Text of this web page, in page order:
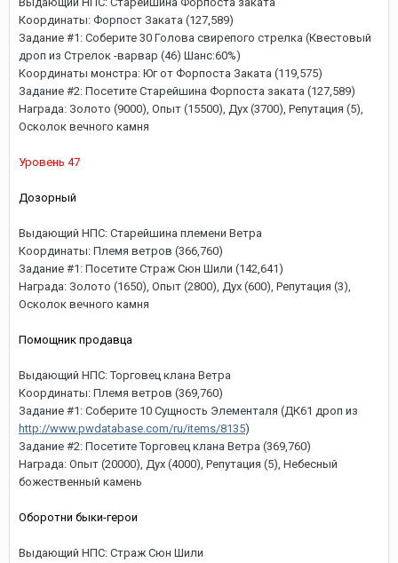
Координаты: Форпост Заката (127,589)
Задание #1: Соберите 30 Голова свирепого стрелка (Квестовый
дроп из Стрелок -варвар (46) Шанс:60%)
Координаты монстра: Юг от Форпоста Заката (119,575)
Задание #2: Посетите Старейшина Форпоста заката (127,589)
Награда: Золото (9000), Опыт (15500), Дух (3700), Репутация (5),
Осколок вечного камня
Уровень 47
Дозорный
Выдающий НПС: Старейшина племени Ветра
Координаты: Племя ветров (366,760)
Задание #1: Посетите Страж Сюн Шили (142,641)
Награда: Золото (1650), Опыт (2800), Дух (600), Репутация (3),
Осколок вечного камня
Помощник продавца
Выдающий НПС: Торговец клана Ветра
Координаты: Племя ветров (369,760)
Задание #1: Соберите 10 Сущность Элементаля (ДК61 дроп из
http://www.pwdatabase.com/ru/items/8135)
Задание #2: Посетите Торговец клана Ветра (369,760)
Награда: Опыт (20000), Дух (4000), Репутация (5), Небесный
божественный камень
Оборотни быки-герои
Выдающий НПС: Страж Сюн Шили